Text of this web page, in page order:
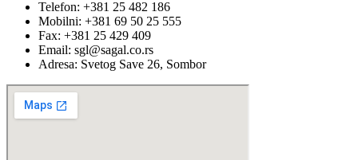
Telefon: +381 25 482 186
Mobilni: +381 69 50 25 555
Fax: +381 25 429 409
Email: sgl@sagal.co.rs
Adresa: Svetog Save 26, Sombor